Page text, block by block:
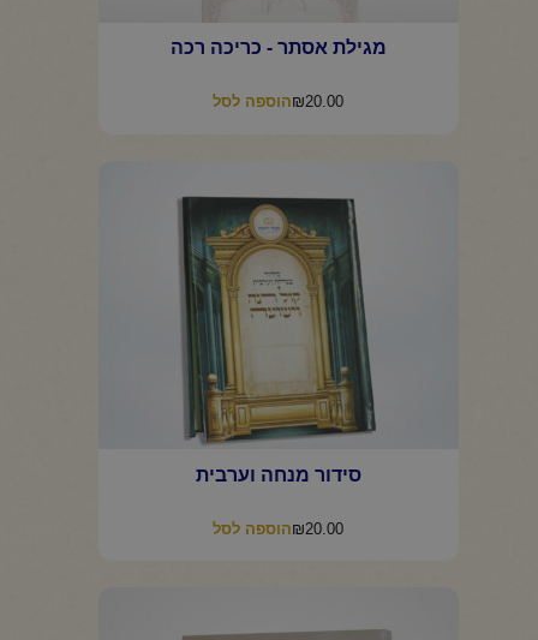
מגילת אסתר - כריכה רכה
₪20.00 הוספה לסל
סידור מנחה וערבית
₪20.00 הוספה לסל